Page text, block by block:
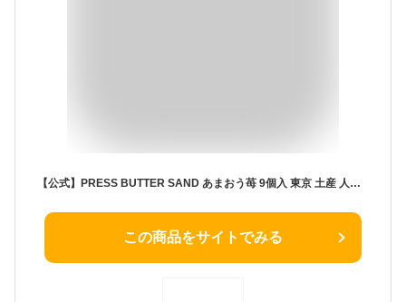
【公式】PRESS BUTTER SAND あまおう苺 9個入 東京 土産 人気 お菓子 洋菓子 クッキー ギフト プレゼント お取り寄せ 詰め合わせ 誕生日 バースデー バターサンド
この商品をサイトでみる